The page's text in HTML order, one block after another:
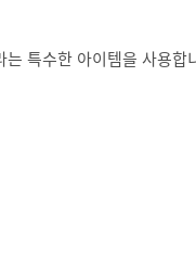
특수한 아이템을 사용합